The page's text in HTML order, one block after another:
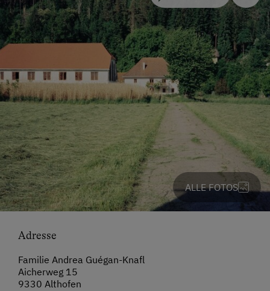
ALLE FOTOS
Adresse
Familie Andrea Guégan-Knafl
Aicherweg 15
9330 Althofen